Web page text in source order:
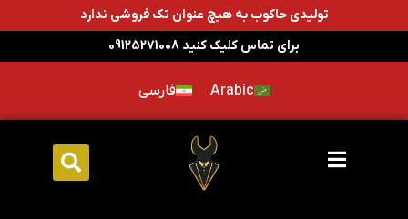
تولیدی حاکوب به هیچ عنوان تک فروشی ندارد
برای تماس کلیک کنید 09125271008
Arabic فارسی